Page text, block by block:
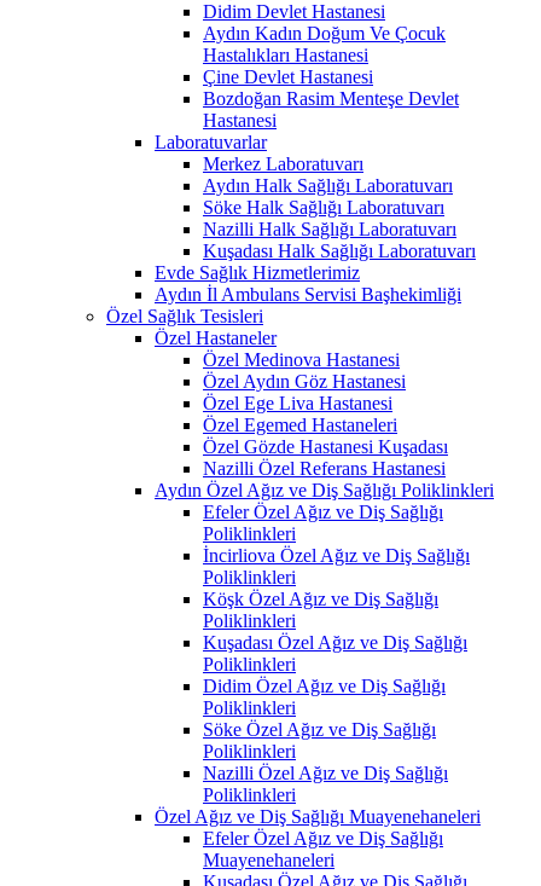
Didim Devlet Hastanesi
Aydın Kadın Doğum Ve Çocuk
Hastalıkları Hastanesi
Çine Devlet Hastanesi
Bozdoğan Rasim Menteşe Devlet
Hastanesi
Laboratuvarlar
Merkez Laboratuvarı
Aydın Halk Sağlığı Laboratuvarı
Söke Halk Sağlığı Laboratuvarı
Nazilli Halk Sağlığı Laboratuvarı
Kuşadası Halk Sağlığı Laboratuvarı
Evde Sağlık Hizmetlerimiz
Aydın İl Ambulans Servisi Başhekimliği
Özel Sağlık Tesisleri
Özel Hastaneler
Özel Medinova Hastanesi
Özel Aydın Göz Hastanesi
Özel Ege Liva Hastanesi
Özel Egemed Hastaneleri
Özel Gözde Hastanesi Kuşadası
Nazilli Özel Referans Hastanesi
Aydın Özel Ağız ve Diş Sağlığı Poliklinkleri
Efeler Özel Ağız ve Diş Sağlığı
Poliklinkleri
İncirliova Özel Ağız ve Diş Sağlığı
Poliklinkleri
Köşk Özel Ağız ve Diş Sağlığı
Poliklinkleri
Kuşadası Özel Ağız ve Diş Sağlığı
Poliklinkleri
Didim Özel Ağız ve Diş Sağlığı
Poliklinkleri
Söke Özel Ağız ve Diş Sağlığı
Poliklinkleri
Nazilli Özel Ağız ve Diş Sağlığı
Poliklinkleri
Özel Ağız ve Diş Sağlığı Muayenehaneleri
Efeler Özel Ağız ve Diş Sağlığı
Muayenehaneleri
Kuşadası Özel Ağız ve Diş Sağlığı